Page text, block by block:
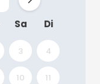
Sa Di
3 4
10 11